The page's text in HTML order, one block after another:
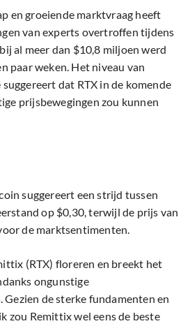
en groeiende marktvraag heeft
van experts overtroffen tijdens
al meer dan $10,8 miljoen werd
paar weken. Het niveau van
dat RTX in de komende
prijsbewegingen zou kunnen
suggereert een strijd tussen
op $0,30, terwijl de prijs van
de marktsentimenten.
(RTX) floreren en breekt het
ongunstige
de sterke fundamenten en
zou Remittix wel eens de beste